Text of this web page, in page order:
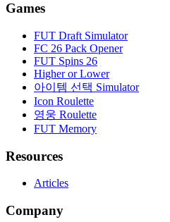
Games
FUT Draft Simulator
FC 26 Pack Opener
FUT Spins 26
Higher or Lower
아이템 선택 Simulator
Icon Roulette
영웅 Roulette
FUT Memory
Resources
Articles
Company